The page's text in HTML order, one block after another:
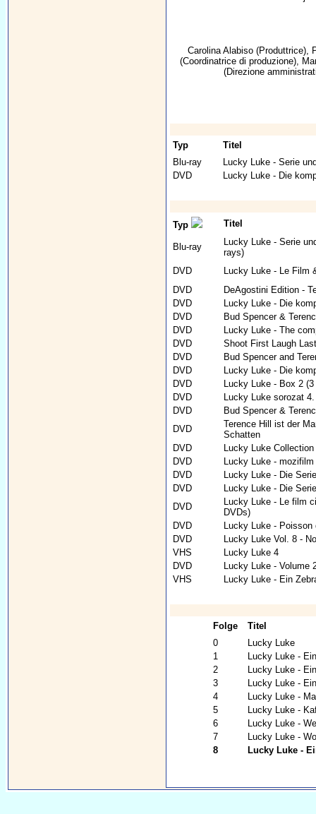
Carolina Alabiso(Produttrice),
(Coordinatrice di produzione),
(Direzione
Typ
Titel
Blu-ray
Lucky Luke - Serie
DVD
Lucky Luke - Die
Typ Titel
Blu-ray
Lucky Luke - Serie
rays)
DVD
Lucky Luke - Le Film
DVD
DeAgostini Edition -
DVD
Lucky Luke - Die
DVD
Bud Spencer &
DVD
Lucky Luke - The
DVD
Shoot First Laugh Last
DVD
Bud Spencer and
DVD
Lucky Luke - Die
DVD
Lucky Luke - Box 2 (3
DVD
Lucky Luke sorozat 4.
DVD
Bud Spencer &
DVD
Terence Hill ist der
Schatten
DVD
Lucky Luke Collection
DVD
Lucky Luke -
DVD
Lucky Luke - Die
DVD
Lucky Luke - Die
DVD
Lucky Luke - Le film
DVDs)
DVD
Lucky Luke - Poisson
DVD
Lucky Luke Vol. 8 -
VHS
Lucky Luke 4
DVD
Lucky Luke - Volume
VHS
Lucky Luke - Ein
Folge
Titel
0
Lucky Luke
1
Lucky Luke -
2
Lucky Luke -
3
Lucky Luke -
4
Lucky Luke -
5
Lucky Luke -
6
Lucky Luke -
7
Lucky Luke -
8
Lucky Luke -